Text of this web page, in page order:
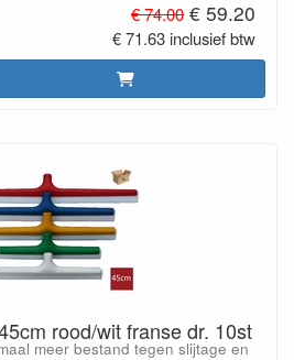
€ 74.00 € 59.20
€ 71.63 inclusief btw
rood/wit franse dr. 10st
meer bestand tegen slijtage en